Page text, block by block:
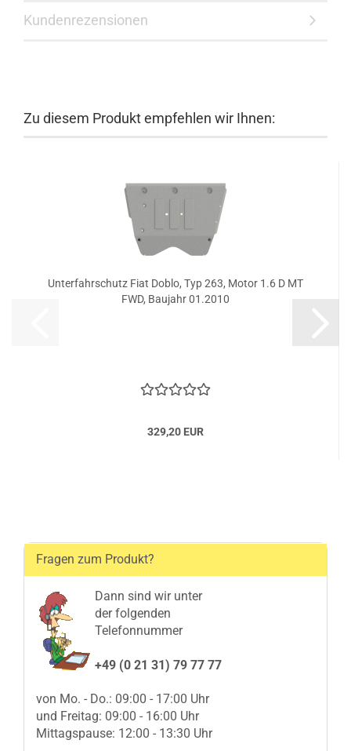
Kundenrezensionen
Zu diesem Produkt empfehlen wir Ihnen:
Unterfahrschutz Fiat Doblo, Typ 263, Motor 1.6 D MT
FWD, Baujahr 01.2010
329,20 EUR
Fragen zum Produkt?
Dann sind wir unter
der folgenden
Telefonnummer
+49 (0 21 31) 79 77 77
von Mo. - Do.: 09:00 - 17:00 Uhr
und Freitag: 09:00 - 16:00 Uhr
Mittagspause: 12:00 - 13:30 Uhr